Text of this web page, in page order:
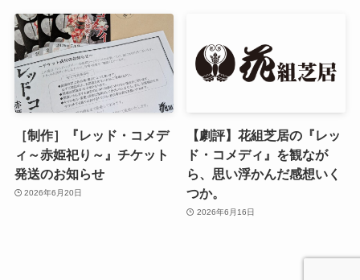
［制作］『レッド・コメデ
ィ～赤姫祀り～』チケット
発送のお知らせ
2026年6月20日
【劇評】花組芝居の『レッ
ド・コメディ』を観なが
ら、思い浮かんだ感想いく
つか。
2026年6月16日